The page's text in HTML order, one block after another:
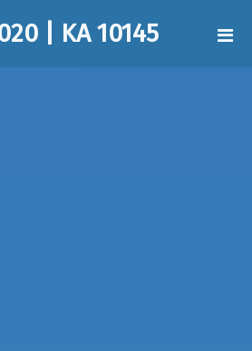
| ΚΑ 10145